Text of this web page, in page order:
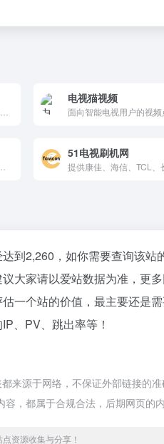
电视猫视频
51电视刷机网
到2,260，如你需要查询该站
大家请以爱站数据为准，更
一个站的价值，最主要还是
、PV、跳出率等！
来源于网络，不保证外部链接的
，都属于合规合法，后期网页
资源收集与分享！